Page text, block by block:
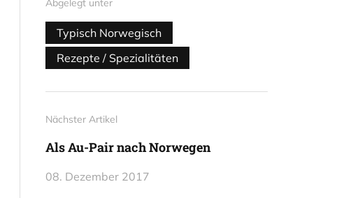
Abgelegt unter
Typisch Norwegisch
Rezepte / Spezialitäten
Nächster Artikel
Als Au-Pair nach Norwegen
08. Dezember 2017